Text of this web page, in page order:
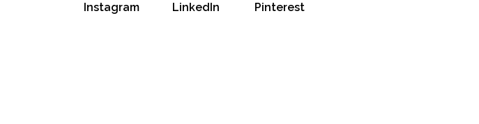
Instagram LinkedIn Pinterest